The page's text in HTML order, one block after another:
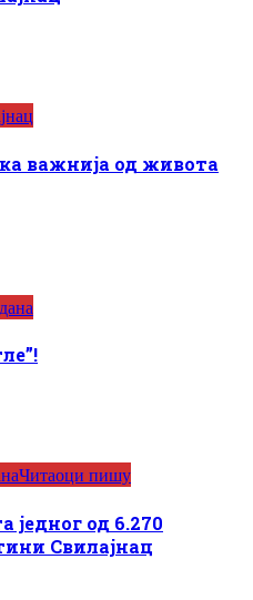
важнија од живота
Читаоци пишу
једног од 6.270
Свилајнац